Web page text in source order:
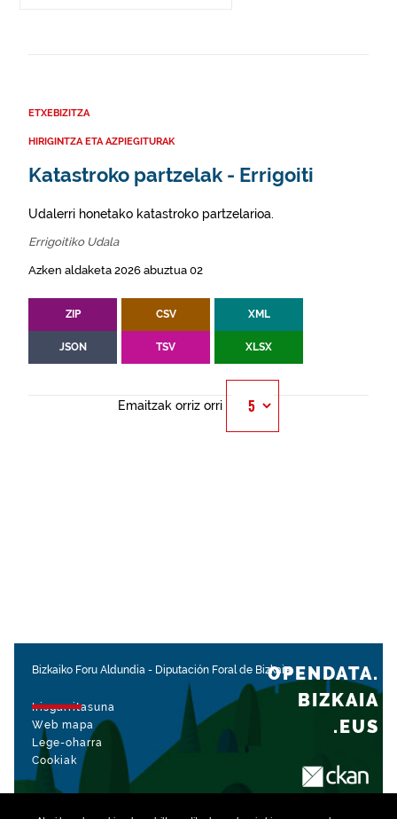
ETXEBIZITZA
HIRIGINTZA ETA AZPIEGITURAK
Katastroko partzelak - Errigoiti
Udalerri honetako katastroko partzelarioa.
Errigoitiko Udala
Azken aldaketa 2026 abuztua 02
ZIP CSV XML
JSON TSV XLSX
Emaitzak orriz orri
Bizkaiko Foru Aldundia - Diputación Foral de Bizkaia
Irisgarritasuna
Web mapa
Lege-oharra
Cookiak
OPENDATA.
BIZKAIA
.EUS